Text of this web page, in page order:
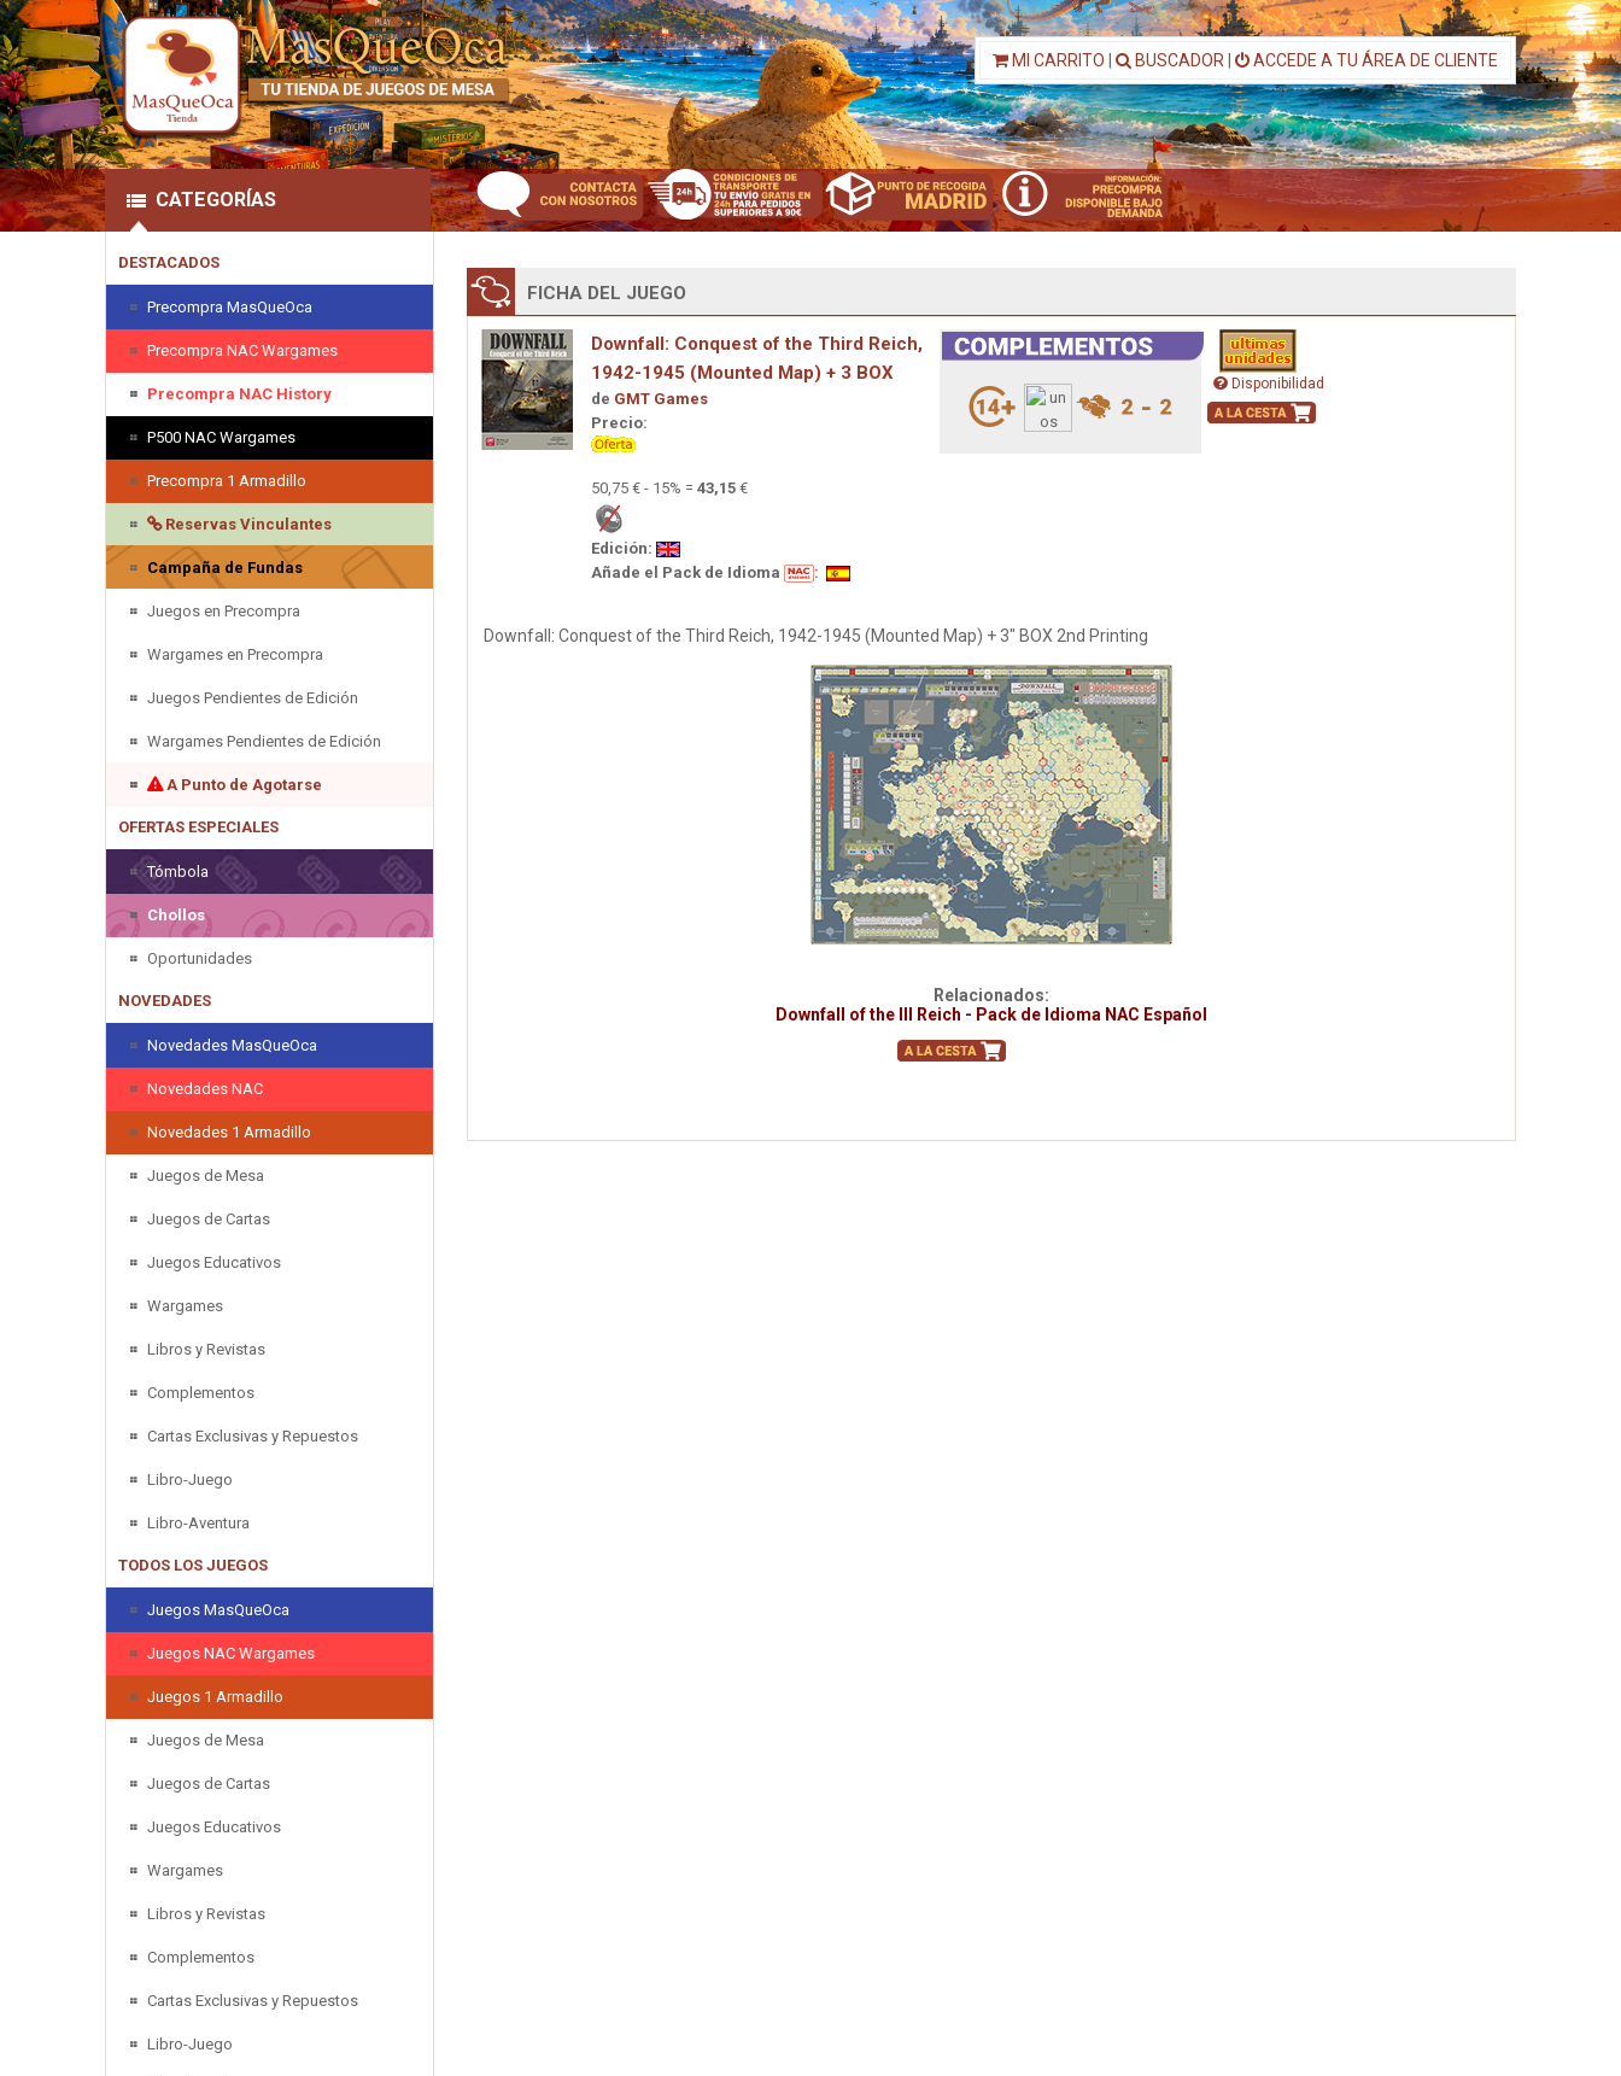
MI CARRITO BUSCADOR ACCEDE A TU ÁREA DE CLIENTE
CATEGORÍAS
DESTACADOS
Precompra MasQueOca
Precompra NAC Wargames
Precompra NAC History
P500 NAC Wargames
Precompra 1 Armadillo
Reservas Vinculantes
Campaña de Fundas
Juegos en Precompra
Wargames en Precompra
Juegos Pendientes de Edición
Wargames Pendientes de Edición
A Punto de Agotarse
OFERTAS ESPECIALES
Tómbola
Chollos
Oportunidades
NOVEDADES
Novedades MasQueOca
Novedades NAC
Novedades 1 Armadillo
Juegos de Mesa
Juegos de Cartas
Juegos Educativos
Wargames
Libros y Revistas
Complementos
Cartas Exclusivas y Repuestos
Libro-Juego
Libro-Aventura
TODOS LOS JUEGOS
Juegos MasQueOca
Juegos NAC Wargames
Juegos 1 Armadillo
Juegos de Mesa
Juegos de Cartas
Juegos Educativos
Wargames
Libros y Revistas
Complementos
Cartas Exclusivas y Repuestos
Libro-Juego
FICHA DEL JUEGO
Downfall: Conquest of the Third Reich,
1942-1945 (Mounted Map) + 3 BOX
de GMT Games
Precio:
50,75 € - 15% = 43,15 €
Edición:
Añade el Pack de Idioma
:
Disponibilidad
Downfall: Conquest of the Third Reich, 1942-1945 (Mounted Map) + 3" BOX 2nd Printing
Relacionados:
Downfall of the III Reich - Pack de Idioma NAC Español